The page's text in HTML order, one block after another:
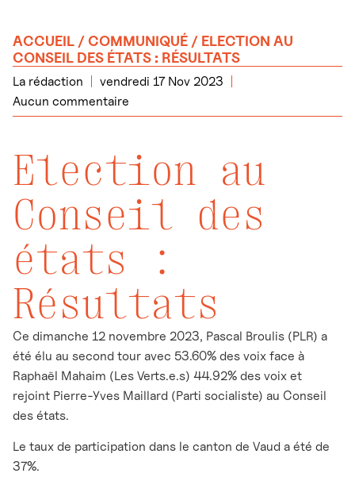
ACCUEIL /COMMUNIQUÉ / ELECTION AU
CONSEIL DES ÉTATS : RÉSULTATS
La rédaction
vendredi 17 Nov 2023
Aucun commentaire
Election au
Conseil des
états :
Résultats
Ce dimanche 12 novembre 2023, Pascal Broulis (PLR) a
été élu au second tour avec 53.60% des voix face à
Raphaël Mahaim (Les Verts.e.s) 44.92% des voix et
rejoint Pierre-Yves Maillard (Parti socialiste) au Conseil
des états.
Le taux de participation dans le canton de Vaud a été de
37%.